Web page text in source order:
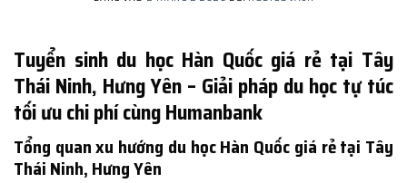
Tuyển sinh du học Hàn Quốc giá rẻ tại Tây
Thái Ninh, Hưng Yên – Giải pháp du học tự túc
tối ưu chi phí cùng Humanbank
Tổng quan xu hướng du học Hàn Quốc giá rẻ tại Tây
Thái Ninh, Hưng Yên